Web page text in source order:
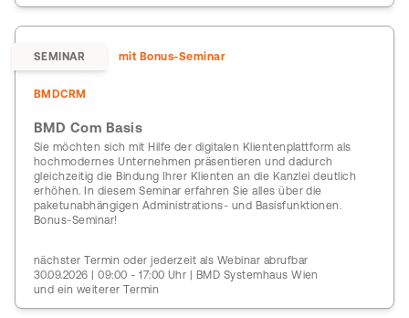
SEMINAR mit Bonus-Seminar
BMDCRM
BMD Com Basis
Sie möchten sich mit Hilfe der digitalen Klientenplattform als
hochmodernes Unternehmen präsentieren und dadurch
gleichzeitig die Bindung Ihrer Klienten an die Kanzlei deutlich
erhöhen. In diesem Seminar erfahren Sie alles über die
paketunabhängigen Administrations- und Basisfunktionen.
Bonus-Seminar!
nächster Termin oder jederzeit als Webinar abrufbar
30.09.2026 | 09:00 - 17:00 Uhr | BMD Systemhaus Wien
und ein weiterer Termin